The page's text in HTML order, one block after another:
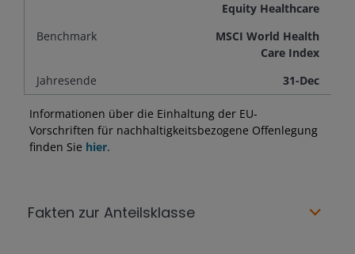
Equity Healthcare
Benchmark
MSCI World Health
Care Index
Jahresende
31-Dec
Informationen über die Einhaltung der EU-
Vorschriften für nachhaltigkeitsbezogene Offenlegung
finden Sie hier.
Fakten zur Anteilsklasse